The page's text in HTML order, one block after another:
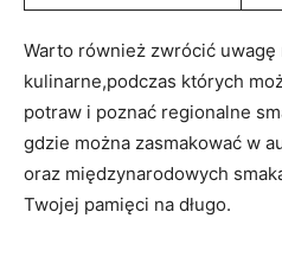
Warto również zwrócić
kulinarne,podczas których
potraw i poznać regionalne
gdzie można zasmakować w
oraz międzynarodowych
Twojej pamięci na długo.